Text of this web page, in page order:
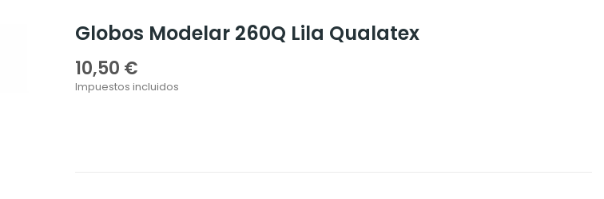
Globos Modelar 260Q Lila Qualatex
10,50 €
Impuestos incluidos